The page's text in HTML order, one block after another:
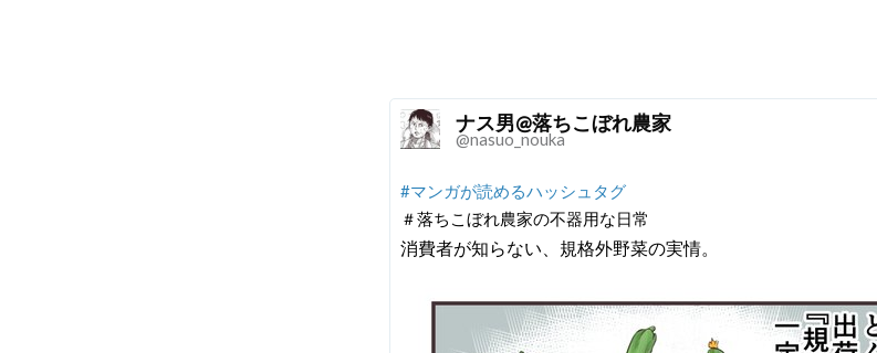
ナス男@落ちこぼれ農家
@nasuo_nouka
#マンガが読めるハッシュタグ
＃落ちこぼれ農家の不器用な日常
消費者が知らない、規格外野菜の実情。